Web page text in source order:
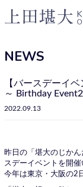
NEWS
【バースデーイ
～ Birthday
2022.09.13
昨日の「堪大のじか
スデーイベントを開催
今年は東京・大阪の2